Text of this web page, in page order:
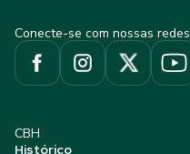
Conecte-se com nossas redes
CBH
Histórico